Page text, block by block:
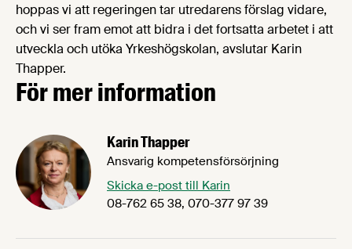
hoppas vi att regeringen tar utredarens förslag vidare,
och vi ser fram emot att bidra i det fortsatta arbetet i att
utveckla och utöka Yrkeshögskolan, avslutar Karin
Thapper.
För mer information
Karin Thapper
Ansvarig kompetensförsörjning
Skicka e-post till Karin
08-762 65 38, 070-377 97 39